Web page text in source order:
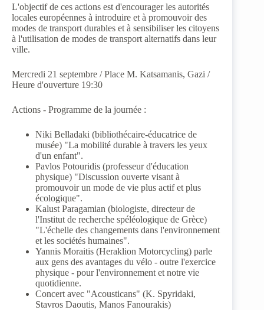
L'objectif de ces actions est d'encourager les autorités
locales européennes à introduire et à promouvoir des
modes de transport durables et à sensibiliser les citoyens
à l'utilisation de modes de transport alternatifs dans leur
ville.
Mercredi 21 septembre / Place M. Katsamanis, Gazi /
Heure d'ouverture 19:30
Actions - Programme de la journée :
Niki Belladaki (bibliothécaire-éducatrice de
musée) "La mobilité durable à travers les yeux
d'un enfant".
Pavlos Potouridis (professeur d'éducation
physique) "Discussion ouverte visant à
promouvoir un mode de vie plus actif et plus
écologique".
Kalust Paragamian (biologiste, directeur de
l'Institut de recherche spéléologique de Grèce)
"L'échelle des changements dans l'environnement
et les sociétés humaines".
Yannis Moraitis (Heraklion Motorcycling) parle
aux gens des avantages du vélo - outre l'exercice
physique - pour l'environnement et notre vie
quotidienne.
Concert avec "Acousticans" (K. Spyridaki,
Stavros Daoutis, Manos Fanourakis)